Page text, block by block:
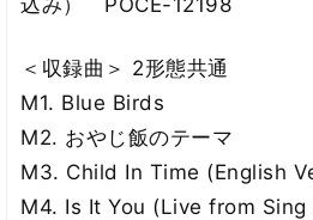
＜収録曲＞ 2形態共通
M1. Blue Birds
M2. おやじ飯のテーマ
M3. Child In Time (English
M4. Is It You (Live from Sing